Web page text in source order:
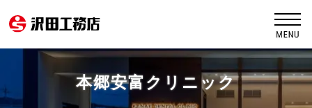
本郷安富クリニック